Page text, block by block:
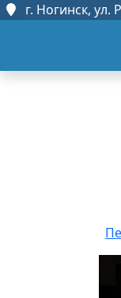
г. Ногинск, ул.